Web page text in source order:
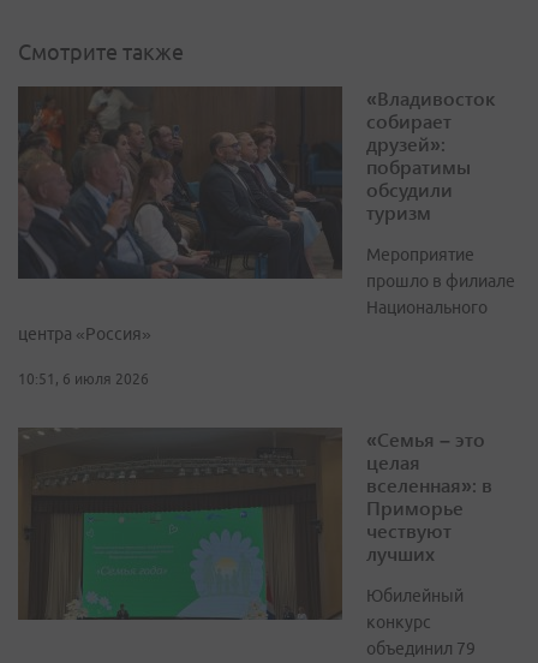
Смотрите также
«Владивосток
собирает
друзей»:
побратимы
обсудили
туризм
Мероприятие
прошло в филиале
Национального
центра «Россия»
10:51, 6 июля 2026
«Семья – это
целая
вселенная»: в
Приморье
чествуют
лучших
Юбилейный
конкурс
объединил 79